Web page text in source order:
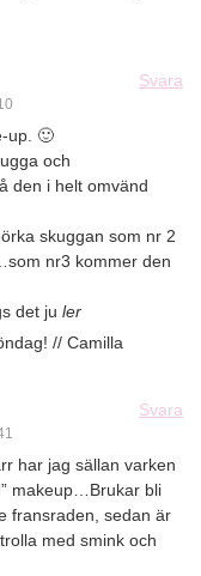
Svara
up. 🙂
och
den i helt omvänd
skuggan som nr 2
nr3 kommer den
det ju ler
// Camilla
Svara
har jag sällan varken
makeup…Brukar bli
fransraden, sedan är
med smink och